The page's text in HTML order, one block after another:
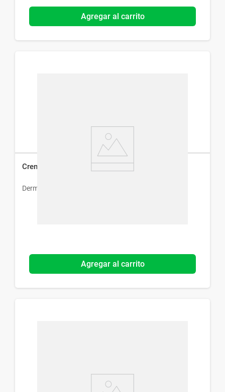
Agregar al carrito
Crema Hidratante Corporal Dermo Activ x 150 ml
Dermur
Agregar al carrito